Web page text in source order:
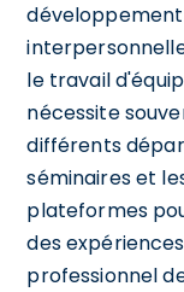
le travail
nécessite
différents
séminaires et
plateformes
des
professionnel